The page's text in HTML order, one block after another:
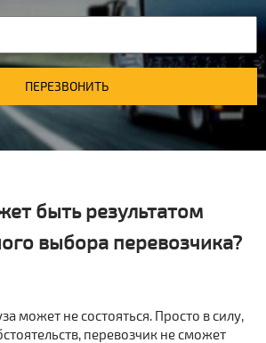
ПЕРЕЗВОНИТЬ
быть результатом
выбора перевозчика?
может не состояться. Просто в силу,
перевозчик не сможет